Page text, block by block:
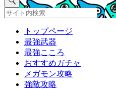
トップページ
最強武器
最強こころ
おすすめガチャ
メガモン攻略
強敵攻略